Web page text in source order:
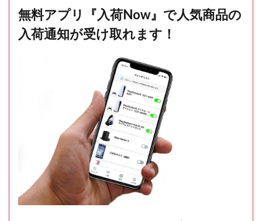
無料アプリ『入荷Now』で人気商品の
入荷通知が受け取れます！